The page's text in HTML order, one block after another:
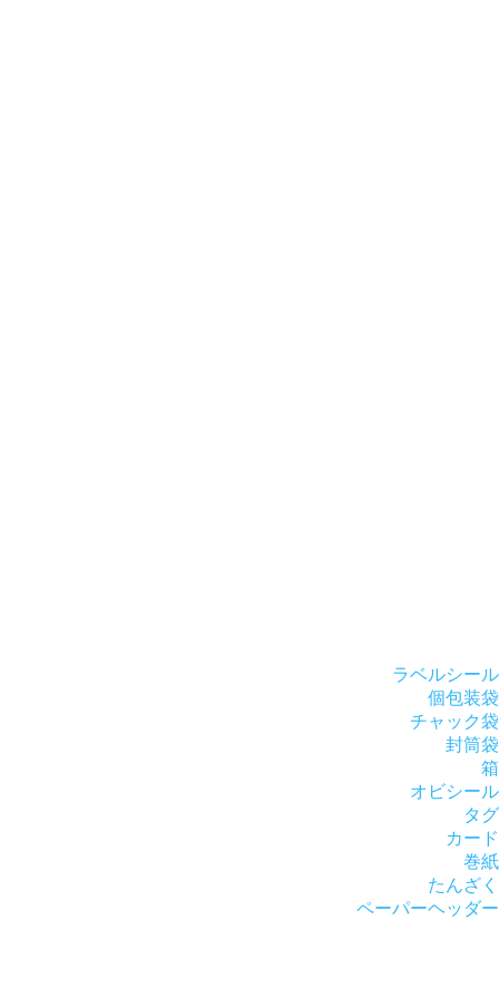
ラベルシール
個包装袋
チャック袋
封筒袋
箱
オビシール
タグ
カード
巻紙
たんざく
ペーパーヘッダー